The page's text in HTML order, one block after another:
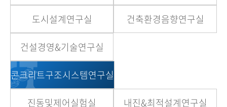
도시설계연구실 건축환경음향연구실
건설경영&기술연구실
콘크리트구조시스템연구실
진동및제어실험실 내진&최적설계연구실